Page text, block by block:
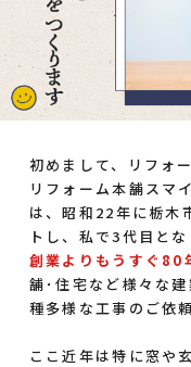
初めまして、リフォ
リフォーム本舗スマ
は、昭和22年に栃木
トし、私で3代目とな
創業よりもうすぐ80
舗･住宅など様々な
種多様な工事のご依
ここ近年は特に窓や